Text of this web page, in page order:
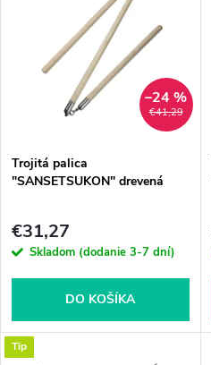
e
p
r
o
s
p
r
o
d
€41,29
–24 %
Trojitá palica
"SANSETSUKON" drevená
€31,27
Skladom (dodanie 3-7 dní)
DO KOŠÍKA
Tip